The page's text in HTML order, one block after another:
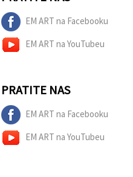
EM ART na Facebooku
EM ART na YouTubeu
PRATITE NAS
EM ART na Facebooku
EM ART na YouTubeu